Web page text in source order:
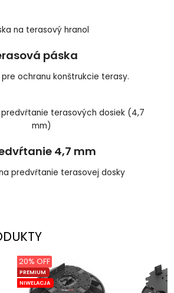
páska
ochranu konštrukcie terasy.
4,7 mm
predvŕtanie terasovej dosky
PREMIUM
NIWELACJA
20% OFF